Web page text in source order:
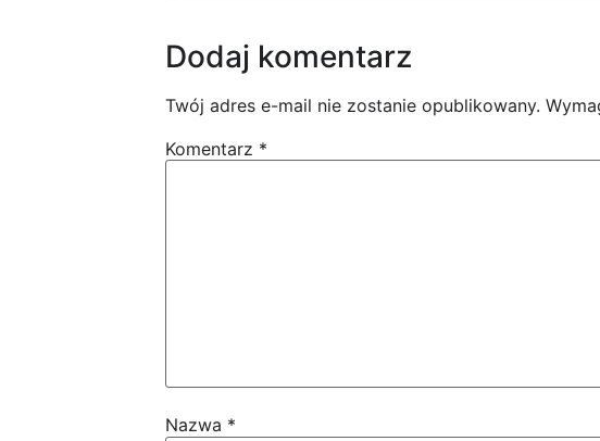
Dodaj komentarz
Twój adres e-mail nie zostanie opublikowany.
Komentarz *
Nazwa *